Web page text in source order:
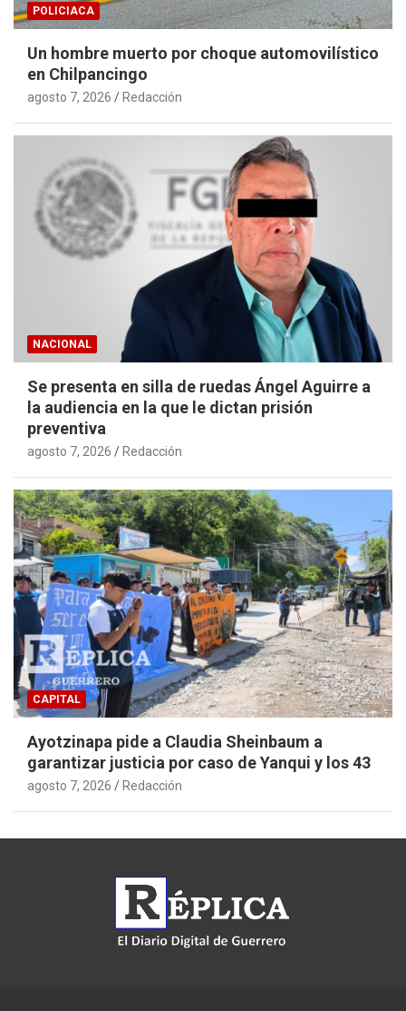
POLICIACA
Un hombre muerto por choque automovilístico
en Chilpancingo
agosto 7, 2026 Redacción
NACIONAL
Se presenta en silla de ruedas Ángel Aguirre a
la audiencia en la que le dictan prisión
preventiva
agosto 7, 2026 Redacción
CAPITAL
Ayotzinapa pide a Claudia Sheinbaum a
garantizar justicia por caso de Yanqui y los 43
agosto 7, 2026 Redacción